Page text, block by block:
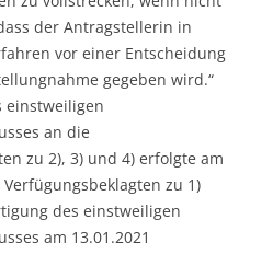
der Antragstellerin in
vor einer Entscheidung
gegeben wird.“
einstweiligen
an die
zu 2), 3) und 4) erfolgte am
Verfügungsbeklagten zu 1)
des einstweiligen
am 13.01.2021